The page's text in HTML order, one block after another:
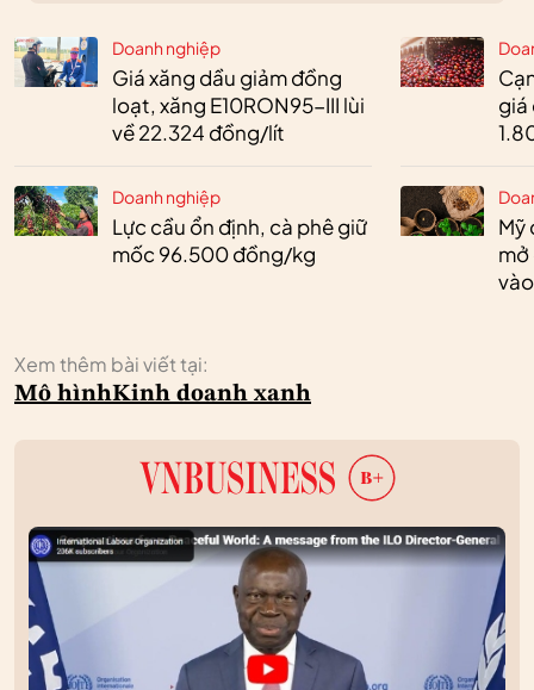
Doanh nghiệp
Giá xăng dầu giảm đồng
loạt, xăng E10RON95-III lùi
về 22.324 đồng/lít
Doanh nghiệp
Lực cầu ổn định, cà phê giữ
mốc 96.500 đồng/kg
giá
Mỹ
Xem thêm bài viết tại:
Mô hìnhKinh doanh xanh